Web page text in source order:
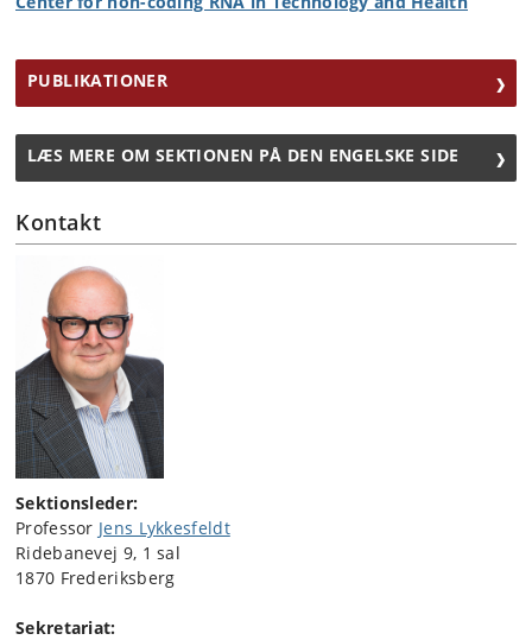
PUBLIKATIONER
LÆS MERE OM SEKTIONEN PÅ DEN ENGELSKE SIDE
Kontakt
Sektionsleder:
Professor Jens Lykkesfeldt
Ridebanevej 9, 1 sal
1870 Frederiksberg
Sekretariat: